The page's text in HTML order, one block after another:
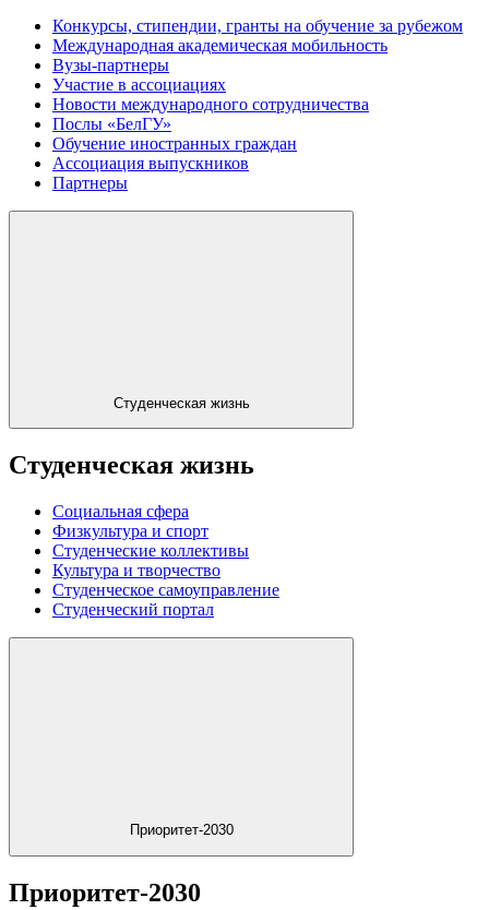
Конкурсы, стипендии, гранты на обучение за рубежом
Международная академическая мобильность
Вузы-партнеры
Участие в ассоциациях
Новости международного сотрудничества
Послы «БелГУ»
Обучение иностранных граждан
Ассоциация выпускников
Партнеры
Студенческая жизнь
Студенческая жизнь
Социальная сфера
Физкультура и спорт
Студенческие коллективы
Культура и творчество
Студенческое самоуправление
Студенческий портал
Приоритет-2030
Приоритет-2030